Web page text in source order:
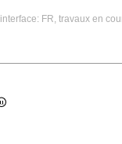
FR, travaux en